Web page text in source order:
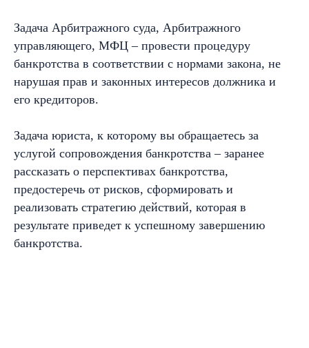
Задача Арбитражного суда, Арбитражного
управляющего, МФЦ – провести процедуру
банкротства в соответствии с нормами закона, не
нарушая прав и законных интересов должника и
его кредиторов.
Задача юриста, к которому вы обращаетесь за
услугой сопровождения банкротства – заранее
рассказать о перспективах банкротства,
предостеречь от рисков, сформировать и
реализовать стратегию действий, которая в
результате приведет к успешному завершению
банкротства.